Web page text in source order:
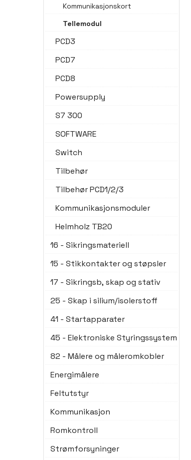
Kommunikasjonskort
Tellemodul
PCD3
PCD7
PCD8
Powersupply
S7 300
SOFTWARE
Switch
Tilbehør
Tilbehør PCD1/2/3
Kommunikasjonsmoduler
Helmholz TB20
16 - Sikringsmateriell
15 - Stikkontakter og støpsler
17 - Sikringsb, skap og stativ
25 - Skap i silium/isolerstoff
41 - Startapparater
45 - Elektroniske Styringssystem
82 - Målere og måleromkobler
Energimålere
Feltutstyr
Kommunikasjon
Romkontroll
Strømforsyninger